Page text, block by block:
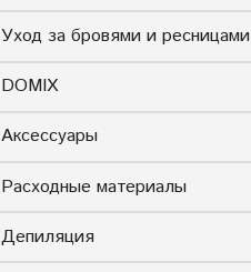
Уход за бровями и ресницами
DOMIX
Аксессуары
Расходные материалы
Депиляция